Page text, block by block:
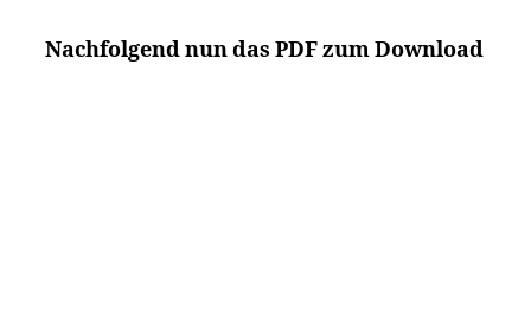
Nachfolgend nun das PDF zum Download